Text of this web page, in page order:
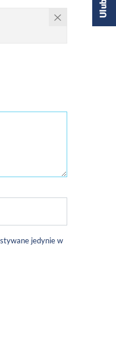
jedynie w